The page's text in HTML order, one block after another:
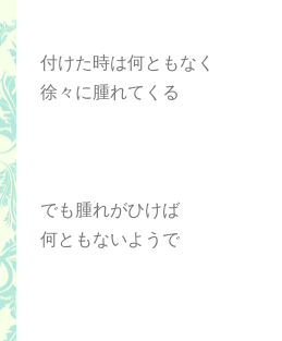
付けた時は何ともなく
徐々に腫れてくる
でも腫れがひけば
何ともないようで